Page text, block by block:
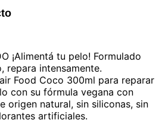
¡Alimentá tu pelo! Formulado
repara intensamente.
Food Coco 300ml para reparar
con su fórmula vegana con
origen natural, sin siliconas, sin
artificiales.